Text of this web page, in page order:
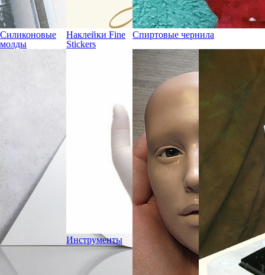
Силиконовые
молды
Наклейки Fine
Stickers
Спиртовые чернила
Инструменты